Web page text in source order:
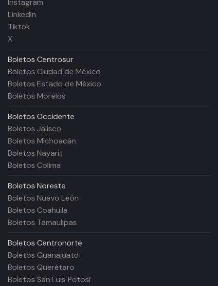
Instagram
LinkedIn
Tiktok
X
Boletos Centrosur
Boletos Ciudad de México
Boletos Estado de México
Boletos Morelos
Boletos Occidente
Boletos Jalisco
Boletos Michoacán
Boletos Nayarit
Boletos Colima
Boletos Noreste
Boletos Nuevo León
Boletos Coahuila
Boletos Tamaulipas
Boletos Centronorte
Boletos Guanajuato
Boletos Querétaro
Boletos San Luis Potosí